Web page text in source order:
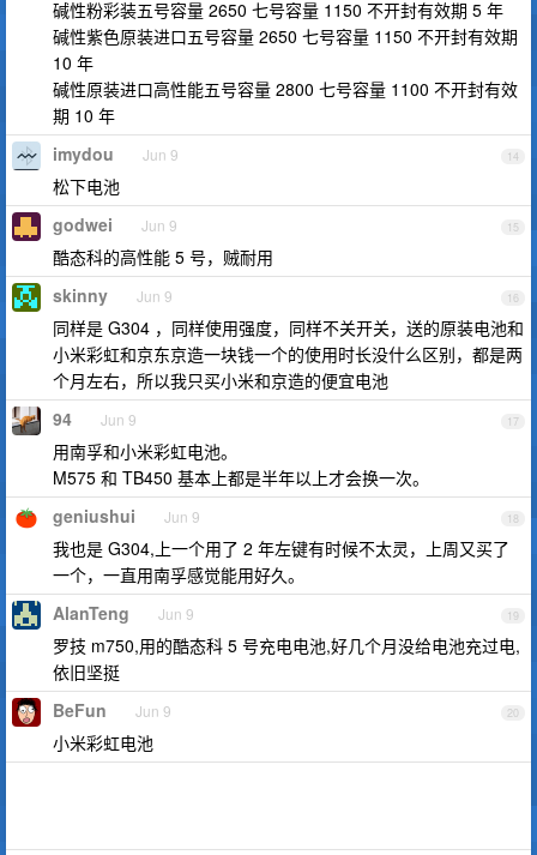
碱性粉彩装五号容量 2650 七号容量 1150 不开封有效期 5 年
碱性紫色原装进口五号容量 2650 七号容量 1150 不开封有效期
10 年
碱性原装进口高性能五号容量 2800 七号容量 1100 不开封有效
期 10 年
14
imydou Jun 9
松下电池
15
godwei Jun 9
酷态科的高性能 5 号，贼耐用
16
skinny Jun 9
同样是 G304 ，同样使用强度，同样不关开关，送的原装电池和
小米彩虹和京东京造一块钱一个的使用时长没什么区别，都是两
个月左右，所以我只买小米和京造的便宜电池
17
94 Jun 9
用南孚和小米彩虹电池。
M575 和 TB450 基本上都是半年以上才会换一次。
18
geniushui Jun 9
我也是 G304,上一个用了 2 年左键有时候不太灵，上周又买了
一个，一直用南孚感觉能用好久。
19
AlanTeng Jun 9
罗技 m750,用的酷态科 5 号充电电池,好几个月没给电池充过电,
依旧坚挺
20
BeFun Jun 9
小米彩虹电池